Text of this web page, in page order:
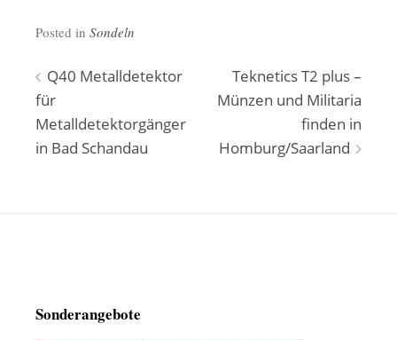
Posted in Sondeln
Beitragsnavigation
Q40 Metalldetektor
für
Metalldetektorgänger
in Bad Schandau
Teknetics T2 plus –
Münzen und Militaria
finden in
Homburg/Saarland
Sonderangebote